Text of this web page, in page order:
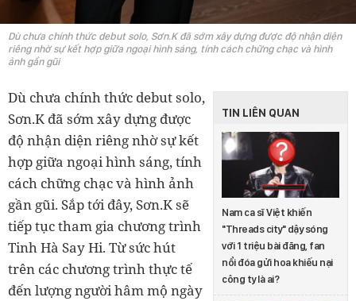
Dù chưa chính thức debut solo, Sơn.K đã sớm xây dựng được độ nhận diện
riêng nhờ sự kết hợp giữa ngoại hình sáng, tính cách chững chạc và hình
ảnh gần gũi
TIN LIÊN QUAN
Nam ca sĩ Việt khiến
"Threads city" dậy sóng
với 1 triệu bài đăng, fan
nổi đóa gửi hoa khiếu nại
công ty là ai?
Dù chưa chính thức debut solo,
Sơn.K đã sớm xây dựng được
độ nhận diện riêng nhờ sự kết
hợp giữa ngoại hình sáng, tính
cách chững chạc và hình ảnh
gần gũi. Sắp tới đây, Sơn.K sẽ
tiếp tục tham gia chương trình
Tinh Hà Say Hi. Từ sức hút
trên các chương trình thực tế
đến lượng người hâm mộ ngày